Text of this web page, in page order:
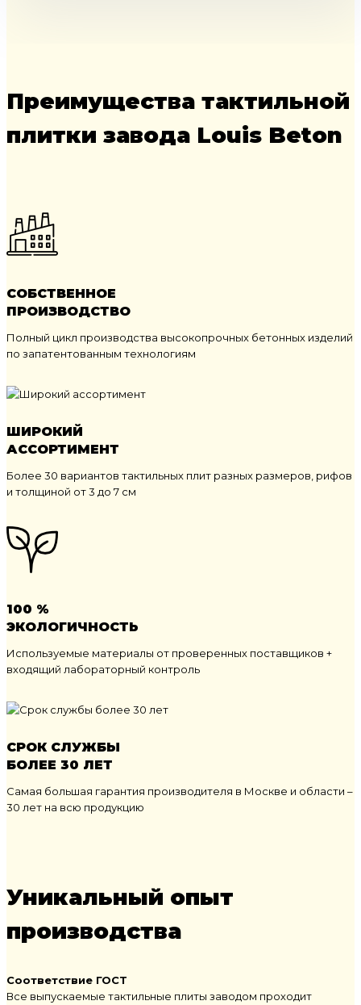
Преимущества тактильной
плитки завода Louis Beton
СОБСТВЕННОЕ
ПРОИЗВОДСТВО
Полный цикл производства высокопрочных бетонных изделий
по запатентованным технологиям
ШИРОКИЙ
АССОРТИМЕНТ
Более 30 вариантов тактильных плит разных размеров, рифов
и толщиной от 3 до 7 см
100 %
ЭКОЛОГИЧНОСТЬ
Используемые материалы от проверенных поставщиков +
входящий лабораторный контроль
СРОК СЛУЖБЫ
БОЛЕЕ 30 ЛЕТ
Самая большая гарантия производителя в Москве и области –
30 лет на всю продукцию
Уникальный опыт
производства
Соответствие ГОСТ
Все выпускаемые тактильные плиты заводом проходит